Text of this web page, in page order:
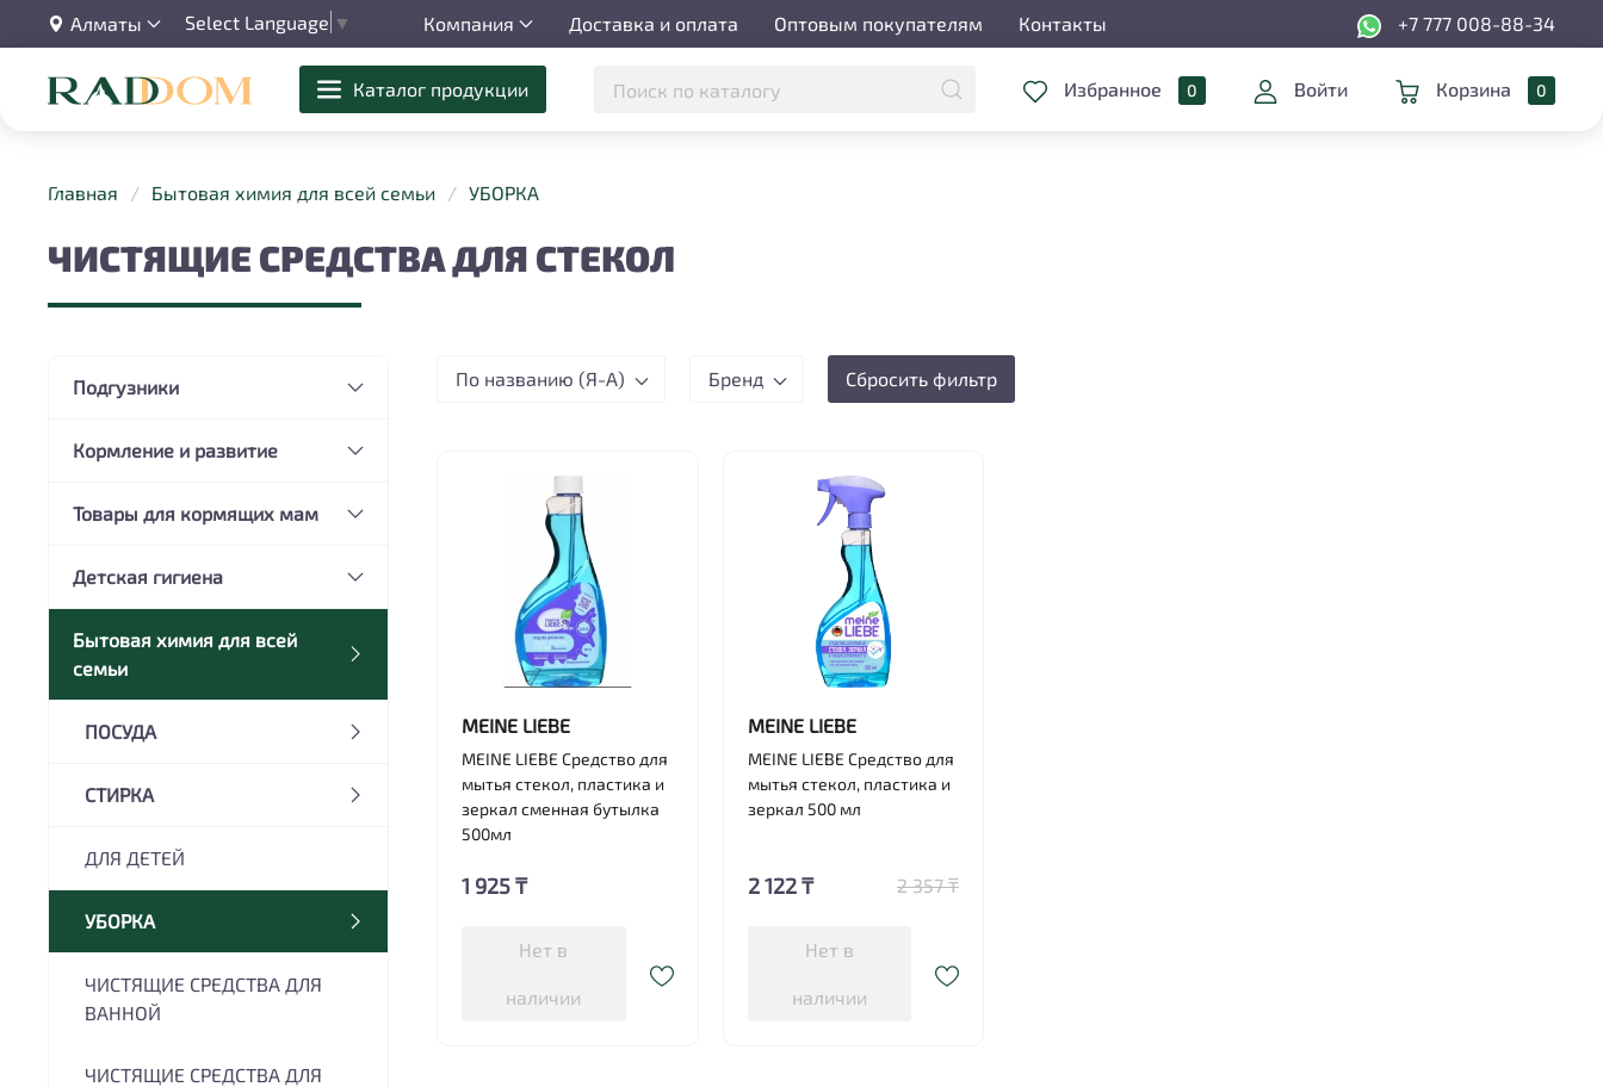
Алматы Select Language ▼ Компания Доставка и оплата Оптовым покупателям Контакты +7 777 008-88-34
Каталог продукции Избранное 0 Войти Корзина 0
Главная Бытовая химия для всей семьи УБОРКА
ЧИСТЯЩИЕ СРЕДСТВА ДЛЯ СТЕКОЛ
Подгузники
Кормление и развитие
Товары для кормящих мам
Детская гигиена
Бытовая химия для всей
семьи
ПОСУДА
СТИРКА
ДЛЯ ДЕТЕЙ
УБОРКА
ЧИСТЯЩИЕ СРЕДСТВА ДЛЯ
ВАННОЙ
ЧИСТЯЩИЕ СРЕДСТВА ДЛЯ
По названию (Я-А) Бренд Сбросить фильтр
MEINE LIEBE
MEINE LIEBE Средство для
мытья стекол, пластика и
зеркал сменная бутылка
500мл
1 925 ₸
Нет в
наличии
MEINE LIEBE
MEINE LIEBE Средство для
мытья стекол, пластика и
зеркал 500 мл
2 122 ₸ 2 357 ₸
Нет в
наличии